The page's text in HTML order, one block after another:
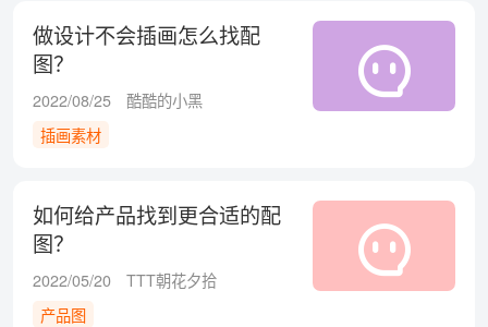
做设计不会插画怎么找配
图？
2022/08/25
酷酷的小黑
插画素材
如何给产品找到更合适的配
图？
2022/05/20
TTT朝花夕拾
产品图